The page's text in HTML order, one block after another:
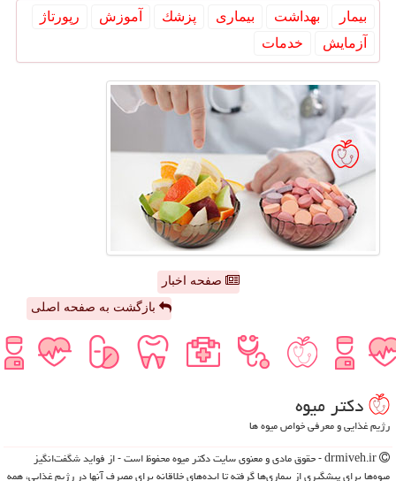
بیمار بهداشت بیماری پزشك آموزش
رپورتاژ
آزمایش
خدمات
صفحه اخبار
بازگشت به صفحه اصلی
دكتر میوه
رژیم غذایی و معرفی خواص میوه ها
drmiveh.ir - حقوق مادی و معنوی سایت دكتر میوه محفوظ است - از فواید شگفت‌انگیز
میوه‌ها برای پیشگیری از بیماری‌ها گرفته تا ایده‌های خلاقانه برای مصرف آنها در رژیم غذایی، همه